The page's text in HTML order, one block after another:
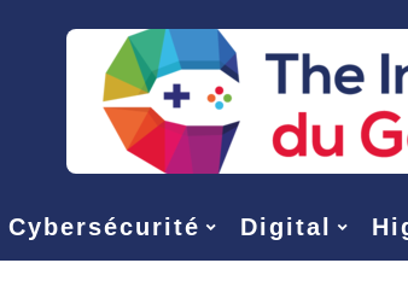
Cybersécurité Digital